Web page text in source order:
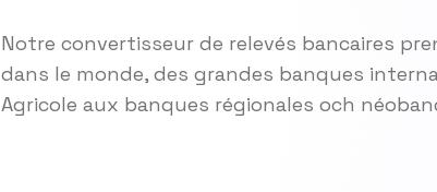
Notre convertisseur de relevés bancaires
dans le monde, des grandes banques
Agricole aux banques régionales och